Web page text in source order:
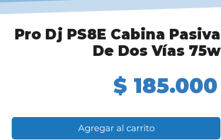
Pro Dj PS8E Cabina Pasiva
De Dos Vías 75w
$ 185.000
Agregar al carrito